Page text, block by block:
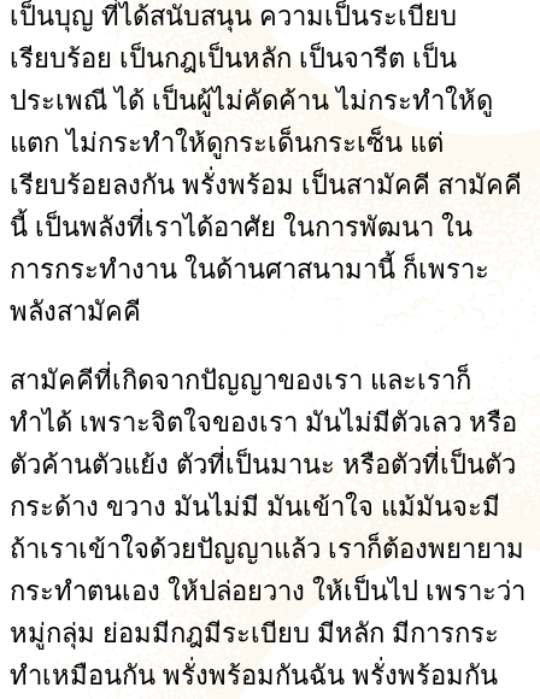
เป็นบุญ ที่ได้สนับสนุน ความเป็นระเบียบ
เรียบร้อย เป็นกฎเป็นหลัก เป็นจารีต เป็น
ประเพณี ได้ เป็นผู้ไม่คัดค้าน ไม่กระทำให้ดู
แตก ไม่กระทำให้ดูกระเด็นกระเซ็น แต่
เรียบร้อยลงกัน พรั่งพร้อม เป็นสามัคคี สามัคคี
นี้ เป็นพลังที่เราได้อาศัย ในการพัฒนา ใน
การกระทำงาน ในด้านศาสนามานี้ ก็เพราะ
พลังสามัคคี
สามัคคีที่เกิดจากปัญญาของเรา และเราก็
ทำได้ เพราะจิตใจของเรา มันไม่มีตัวเลว หรือ
ตัวค้านตัวแย้ง ตัวที่เป็นมานะ หรือตัวที่เป็นตัว
กระด้าง ขวาง มันไม่มี มันเข้าใจ แม้มันจะมี
ถ้าเราเข้าใจด้วยปัญญาแล้ว เราก็ต้องพยายาม
กระทำตนเอง ให้ปล่อยวาง ให้เป็นไป เพราะว่า
หมู่กลุ่ม ย่อมมีกฎมีระเบียบ มีหลัก มีการกระ
ทำเหมือนกัน พรั่งพร้อมกันฉัน พรั่งพร้อมกัน